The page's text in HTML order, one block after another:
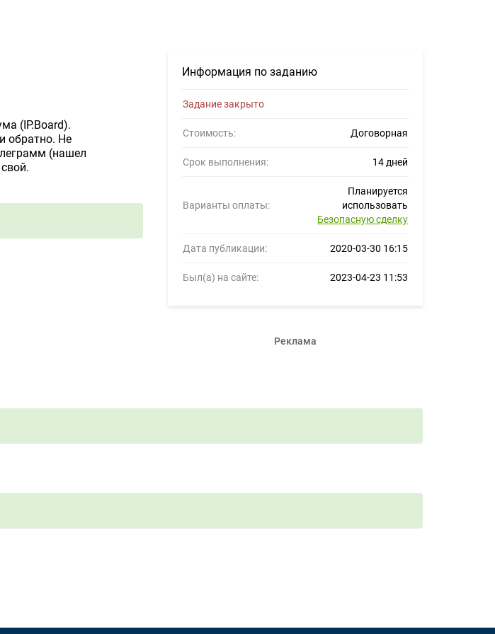
Информация по заданию
Задание закрыто
Стоимость: Договорная
Срок выполнения: 14 дней
Варианты оплаты:
Планируется
использовать
Безопасную сделку
Дата публикации: 2020-03-30 16:15
Был(а) на сайте: 2023-04-23 11:53
Реклама
(IP.Board).
обратно. Не
(нашел